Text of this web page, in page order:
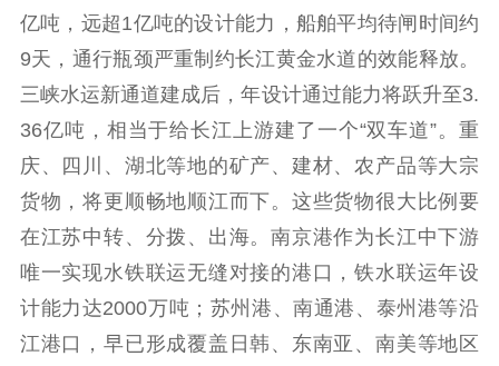
新闻宣传
文化文艺
精品生产 文化惠民
文化传承
文化交流
体制改革
文化产业
紫金文化艺术节
品牌活动 紫艺舞台
精神文明
亿吨，远超1亿吨的设计能力，船舶平均待闸时间约
9天，通行瓶颈严重制约长江黄金水道的效能释放。
三峡水运新通道建成后，年设计通过能力将跃升至3.
36亿吨，相当于给长江上游建了一个“双车道”。重
庆、四川、湖北等地的矿产、建材、农产品等大宗
货物，将更顺畅地顺江而下。这些货物很大比例要
在江苏中转、分拨、出海。南京港作为长江中下游
唯一实现水铁联运无缝对接的港口，铁水联运年设
计能力达2000万吨；苏州港、南通港、泰州港等沿
江港口，早已形成覆盖日韩、东南亚、南美等地区